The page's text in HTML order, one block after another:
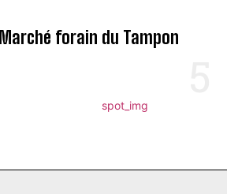
Marché forain du Tampon